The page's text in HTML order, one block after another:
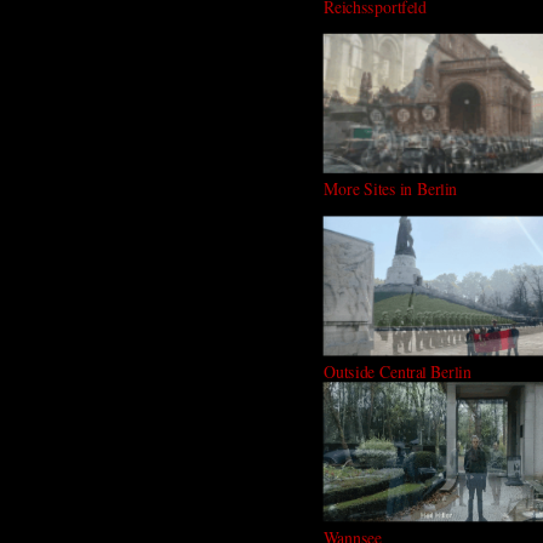
Reichssportfeld
More Sites in Berlin
Outside Central Berlin
Wannsee